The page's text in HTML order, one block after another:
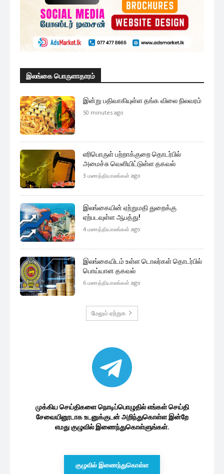
இலங்கை பொருளாதாரம்
இன்று பதிவாகியுள்ள தங்க விலை நிலவரம்
50 minutes ago
எரிபொருள் பற்றாக்குறை தொடர்பில்
அமைச்சு வெளியிட்டுள்ள தகவல்
3 மணத்தியாலங்கள் ago
இலங்கையின் ஏற்றுமதி துறைக்கு
ஏற்படவுள்ள ஆபத்து!
4 மணத்தியாலங்கள் ago
இலங்கையிடம் உள்ள டொலர்கள் தொடர்பில்
பொய்யான தகவல்
6 மணத்தியாலங்கள் ago
மேலும் ஏற்றுக
முக்கிய செய்திகளை நொடிப்பொழுதில் எங்கள் செய்தி
சேவையினூடாக உடனுக்குடன் அறிந்துகொள்ள இன்றே
எமது குழுவில் இணைந்துகொள்ளுங்கள்.
குழுவில் இணைந்துகொள்ள